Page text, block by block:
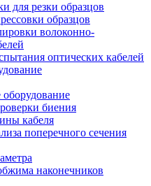
для резки образцов
образцов
волоконно-
оптических кабелей
биения
кабеля
поперечного сечения
наконечников